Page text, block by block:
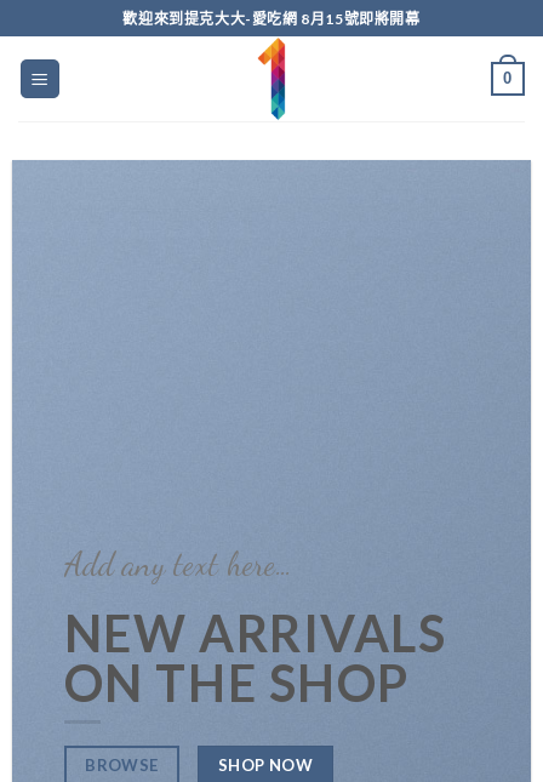
content
歡迎來到提克大大-愛吃網 8月15號即將開幕
0
Add any text here…
NEW ARRIVALS
ON THE SHOP
BROWSE SHOP NOW